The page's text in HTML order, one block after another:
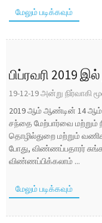
மேலும் படிக்கவும்
பிப்ரவரி 2019
19-12-19 அன்று நிர்வாகி
2019 ஆம் ஆண்டின் 14 ஆம்
சந்தை மேற்பார்வை மற்றும்
தொழில்துறை மற்றும்
போது, ​​விண்ணப்பதாரர்
விண்ணப்பிக்கலாம் ...
மேலும் படிக்கவும்